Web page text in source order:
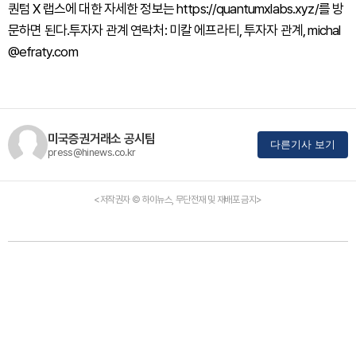
퀀텀 X 랩스에 대한 자세한 정보는 https://quantumxlabs.xyz/를 방
문하면 된다.투자자 관계 연락처: 미칼 에프라티, 투자자 관계, michal
@efraty.com
미국증권거래소 공시팀
press@hinews.co.kr
다른기사 보기
<저작권자 © 하이뉴스, 무단전재 및 재배포 금지>